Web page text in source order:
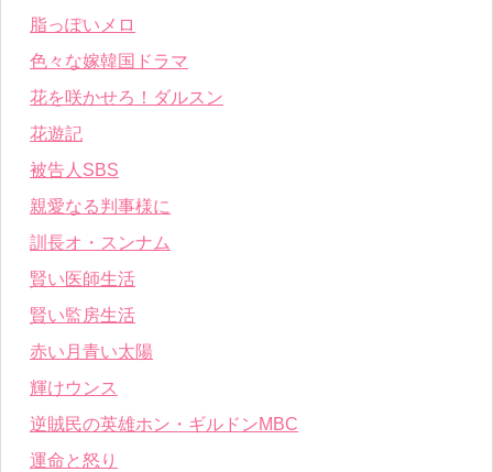
脂っぽいメロ
色々な嫁韓国ドラマ
花を咲かせろ！ダルスン
花遊記
被告人SBS
親愛なる判事様に
訓長オ・スンナム
賢い医師生活
賢い監房生活
赤い月青い太陽
輝けウンス
逆賊民の英雄ホン・ギルドンMBC
運命と怒り